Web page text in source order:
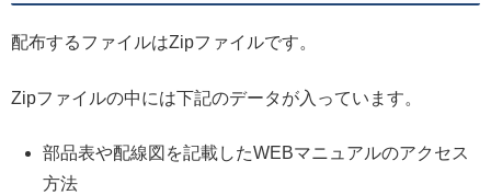
配布するファイルはZipファイルです。
Zipファイルの中には下記のデータが入っています。
部品表や配線図を記載したWEBマニュアルのアクセス
方法